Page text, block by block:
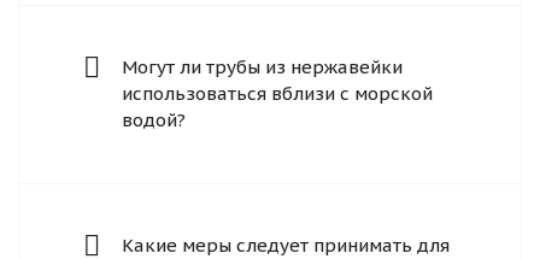
Могут ли трубы из нержавейки
использоваться вблизи с морской
водой?
Какие меры следует принимать для